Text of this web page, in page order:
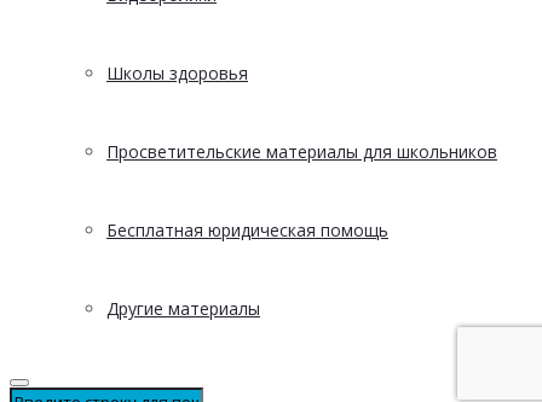
Школы здоровья
Просветительские материалы для школьников
Бесплатная юридическая помощь
Другие материалы